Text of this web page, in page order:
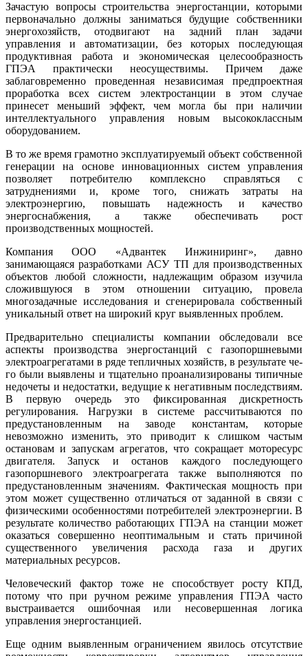
Зачастую вопросы строительства энергостанции, которыми
первоначально должны заниматься будущие собственники
энергохозяйств, отодвигают на задний план задачи
управления и автоматизации, без которых последующая
продуктивная работа и экономическая целесообразность
ГПЭА практически неосуществимы. Причем да­же
заблаговременно проведенная независимая предпроектная
проработка всех систем электростанции в этом случае
принесет меньший эффект, чем могла бы при наличии
интеллектуального управления новым высококлассным
оборудованием.
В то же время грамотно эксплуатируемый объект собственной
генерации на основе инновационных систем управления
позволяет потребителю комплексно справляться с
затруднениями и, кроме то­го, снижать затраты на
электроэнергию, повышать надежность и качество
энергоснабжения, а также обеспечивать рост
производственных мощностей.
Компания ООО «Адвантек Инжиниринг», давно
занимающаяся разработками АСУ ТП для производственных
объектов любой сложности, надлежащим образом изучила
сложившуюся в этом отношении ситуацию, провела
многозадачные исследования и сгенерировала собственный
уникальный ответ на широкий круг выявленных проблем.
Предварительно специалисты компании обследовали все
аспекты производства энергостанций с газопоршневыми
электроагрегатами в ря­де тепличных хозяйств, в результате че­
го бы­ли выявлены и тщательно проанализированы типичные
недочеты и недостатки, ведущие к негативным последствиям.
В первую очередь это фиксированная дискретность
регулирования. Нагрузки в системе рассчитываются по
предустановленным на заводе константам, которые
невозможно изменить, это приводит к слишком частым
остановам и запускам агрегатов, что сокращает моторесурс
двигателя. Запуск и останов каждого последующего
газопоршневого электроагрегата также выполняются по
предустановленным значениям. Фактическая мощность при
этом может существенно отличаться от заданной в связи с
физическими особенностями потребителей электроэнергии. В
результате количество работающих ГПЭА на станции может
оказаться совершенно неоптимальным и стать причиной
существенного увеличения расхода га­за и других
материальных ресурсов.
Человеческий фактор тоже не способствует росту КПД,
потому что при ручном режиме управления ГПЭА часто
выстраивается ошибочная или несовершенная логика
управления энергостанцией.
Еще одним выявленным ограничением явилось отсутствие